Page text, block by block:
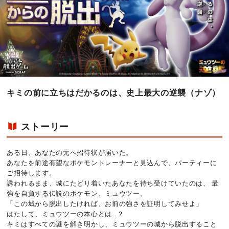
キミの前に立ちはだかるのは、史上最大の逆襲（ナゾ）
ストーリー
ある日、あなたの元へ招待状が届いた。
あなたを前途有望なポケモントレーナーと見込んで、パーティーに
ご招待します。
誘われるまま、城にたどり着いたあなたを待ち受けていたのは、 最
強を自負する伝説のポケモン、ミュウツー。
「この城から脱出したければ、お前の強さを証明してみせよ」
はたして、ミュウツーの本心とは…？
キミはすべての謎を解き明かし、ミュウツーの城から脱出すること